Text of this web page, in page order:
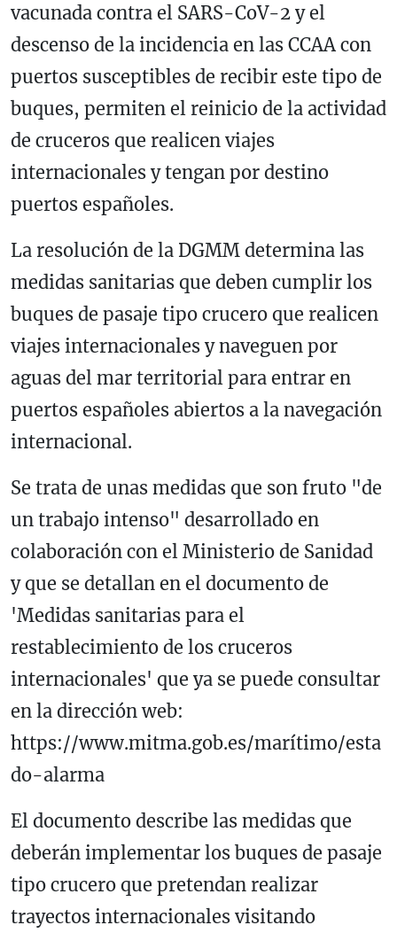
vacunada contra el SARS-CoV-2 y el
descenso de la incidencia en las CCAA con
puertos susceptibles de recibir este tipo de
buques, permiten el reinicio de la actividad
de cruceros que realicen viajes
internacionales y tengan por destino
puertos españoles.
La resolución de la DGMM determina las
medidas sanitarias que deben cumplir los
buques de pasaje tipo crucero que realicen
viajes internacionales y naveguen por
aguas del mar territorial para entrar en
puertos españoles abiertos a la navegación
internacional.
Se trata de unas medidas que son fruto "de
un trabajo intenso" desarrollado en
colaboración con el Ministerio de Sanidad
y que se detallan en el documento de
'Medidas sanitarias para el
restablecimiento de los cruceros
internacionales' que ya se puede consultar
en la dirección web:
https://www.mitma.gob.es/marítimo/esta
do-alarma
El documento describe las medidas que
deberán implementar los buques de pasaje
tipo crucero que pretendan realizar
trayectos internacionales visitando